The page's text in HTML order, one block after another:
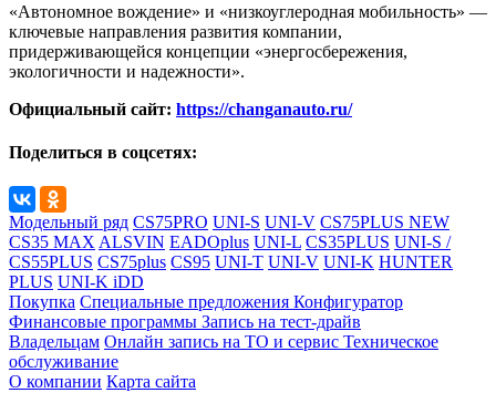
«Автономное вождение» и «низкоуглеродная мобильность» —
ключевые направления развития компании,
придерживающейся концепции «энергосбережения,
экологичности и надежности».
Официальный сайт: https://changanauto.ru/
Поделиться в соцсетях:
Модельный ряд CS75PRO UNI-S UNI-V CS75PLUS NEW
CS35 MAX ALSVIN EADOplus UNI-L CS35PLUS UNI-S /
CS55PLUS CS75plus CS95 UNI-T UNI-V UNI-K HUNTER
PLUS UNI-K iDD
Покупка Специальные предложения Конфигуратор
Финансовые программы Запись на тест-драйв
Владельцам Онлайн запись на ТО и сервис Техническое
обслуживание
О компании Карта сайта